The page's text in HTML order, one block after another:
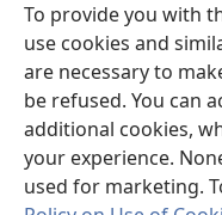
To provide you with
use cookies and
are necessary to
be refused. You can
additional cookies,
your experience.
used for marketing.
Chiwo
(opens
new
window)Watchtower ONLINE
(opens
new
window)JW Hub ®
(opens
new
window)